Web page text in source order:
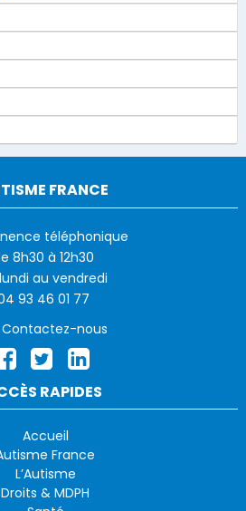
FRANCE
téléphonique
8h30 à 12h30
au vendredi
93 46 01 77
Contactez-nous
RAPIDES
Accueil
France
L’Autisme
Droits & MDPH